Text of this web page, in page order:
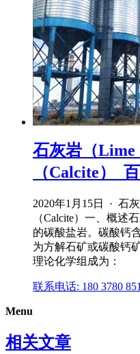
石灰岩（Lime
（Calcite）_
2020年1月15日 · 石
（Calcite）一、概述
的碳酸盐岩。碳酸钙
为方解石矿或碳酸钙
理论化学组成为：
联系电话: 180 3780
Menu
相关文章